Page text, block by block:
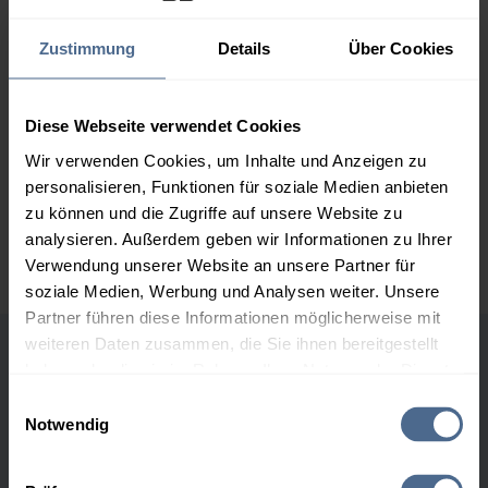
Zustimmung Details Über Cookies
Diese Webseite verwendet Cookies
Wir verwenden Cookies, um Inhalte und Anzeigen zu
personalisieren, Funktionen für soziale Medien anbieten
zu können und die Zugriffe auf unsere Website zu
analysieren. Außerdem geben wir Informationen zu Ihrer
Verwendung unserer Website an unsere Partner für
soziale Medien, Werbung und Analysen weiter. Unsere
Partner führen diese Informationen möglicherweise mit
weiteren Daten zusammen, die Sie ihnen bereitgestellt
Notwendig
5.000 Liter
156,70 €
156,70 €
0,00 €
Preise für Heizöl in Standardqualität nach Ö-Norm C 1109 in € / 100
Liter inkl. MwSt. und Lieferung bei einer Lieferstelle.